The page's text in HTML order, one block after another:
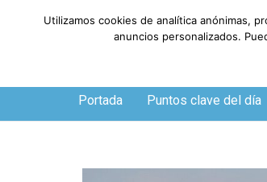
Viernes, 7 de agosto de 2026
Portada Puntos clave del día
Utilizamos cookies de analítica anónimas,
anuncios personalizados.